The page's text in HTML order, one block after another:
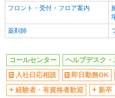
フルタイム歓迎
昼
服装自由
社
交通費支給
社割・特典あり
フロント・受付・フロア案内
薬剤師
コールセンター
ヘルプデスク・
入社日応相談
即日勤務OK
経験者・有資格者歓迎
新卒